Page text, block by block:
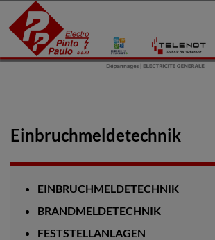
Einbruchmeldetechnik
EINBRUCHMELDETECHNIK
BRANDMELDETECHNIK
FESTSTELLANLAGEN